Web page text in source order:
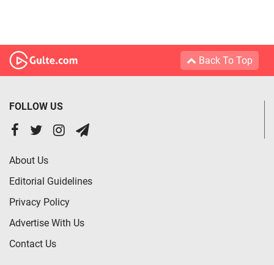
Back To Top
FOLLOW US
About Us
Editorial Guidelines
Privacy Policy
Advertise With Us
Contact Us